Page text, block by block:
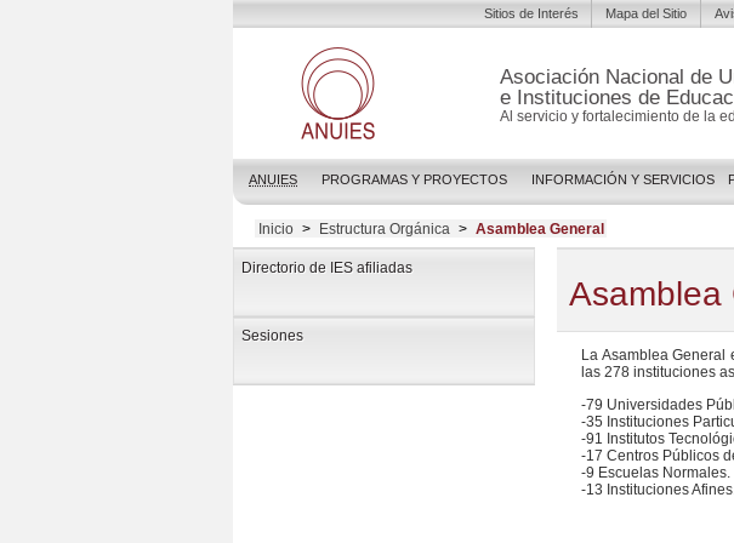
Asociación Nacional de
e Instituciones de
Al servicio y fortalecimiento de la
ANUIES PROGRAMAS Y PROYECTOS INFORMACIÓN Y SERVICIOS
Sitios de Interés Mapa del Sitio
Inicio > Estructura Orgánica > Asamblea General
Directorio de IES afiliadas
Sesiones
Asamblea
La Asamblea
las 278 instituciones
-79 Universidades
-35 Instituciones
-91 Institutos
-17 Centros Públicos
-9 Escuelas Normales.
-13 Instituciones Afines.